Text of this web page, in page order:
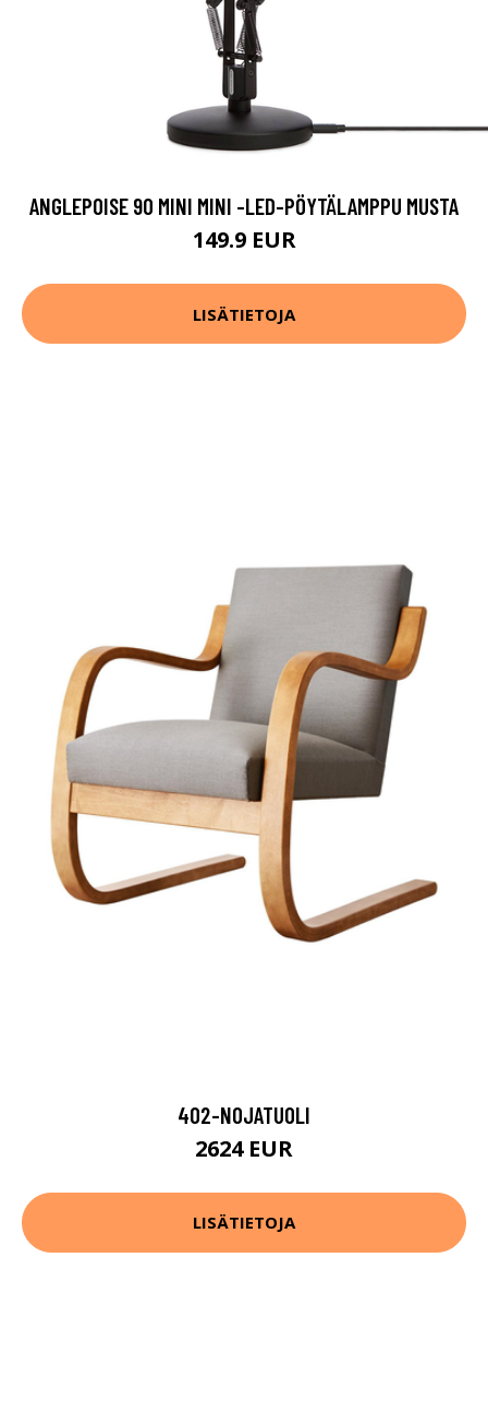
ANGLEPOISE 90 MINI MINI -LED-PÖYTÄLAMPPU MUSTA
149.9 EUR
LISÄTIETOJA
402-NOJATUOLI
2624 EUR
LISÄTIETOJA